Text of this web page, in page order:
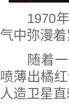
1970
气中弥漫着
随着一声
喷薄出橘
人造卫星直